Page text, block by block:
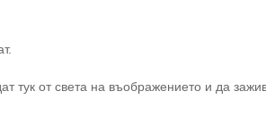
от света на въображението и да